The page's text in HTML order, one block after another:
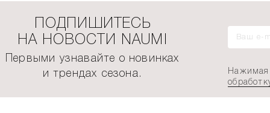
ПОДПИШИТЕСЬ
НА НОВОСТИ NAUMI
Первыми узнавайте о новинках
и трендах сезона.
Нажимая